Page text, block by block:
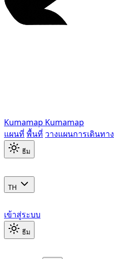
Kumamap Kumamap
แผนที่ พื้นที่ วางแผนการเดินทาง
ธีม
TH
เข้าสู่ระบบ
ธีม